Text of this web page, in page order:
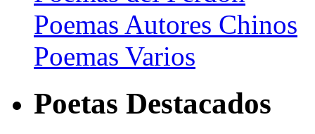
Poemas Autores Chinos
Poemas Varios
Poetas Destacados